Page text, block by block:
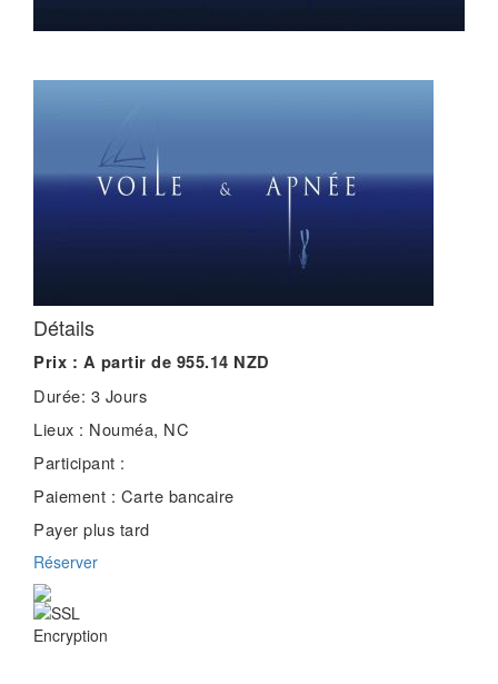
Détails
Prix : A partir de 955.14 NZD
Durée: 3 Jours
Lieux : Nouméa, NC
Participant :
Paiement : Carte bancaire
Payer plus tard
Réserver